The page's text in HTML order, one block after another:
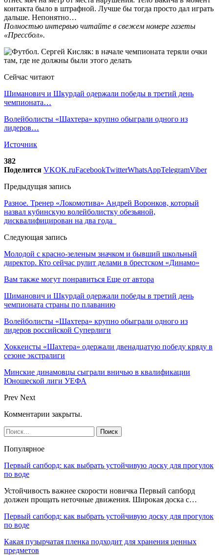
контакта было в штрафной. Лучше бы тогда просто дал играть
дальше. Непонятно…
Полностью интервью читайте в свежем номере газеты
«Прессбол».
Сейчас читают
Шиманович и Шкурдай одержали победы в третий день
чемпионата…
Волейболисты «Шахтера» крупно обыграли одного из
лидеров…
Источник
382
Поделится VKOK.ruFacebookTwitterWhatsAppTelegramViber
Предыдущая запись
Разное. Тренер «Локомотива» Андрей Воронков, который
назвал кубинскую волейболистку обезьяной,
дисквалифицирован на два года
Следующая запись
Молодой с красно-зеленым значком и бывший школьный
директор. Кто сейчас рулит делами в брестском «Динамо»
Вам также могут понравиться Еще от автора
Шиманович и Шкурдай одержали победы в третий день
чемпионата страны по плаванию
Волейболисты «Шахтера» крупно обыграли одного из
лидеров российской Суперлиги
Хоккеисты «Шахтера» одержали двенадцатую победу кряду в
сезоне экстралиги
Минские динамовцы сыграли вничью в квалификации
Юношеской лиги УЕФА
Prev Next
Комментарии закрыты.
Популярное
Первый сапборд: как выбрать устойчивую доску для прогулок
по воде
Устойчивость важнее скорости новичка Первый сапборд
должен прощать неточные движения. Широкая доска с…
Первый сапборд: как выбрать устойчивую доску для прогулок
по воде
Какая пузырчатая пленка подходит для хранения ценных
предметов